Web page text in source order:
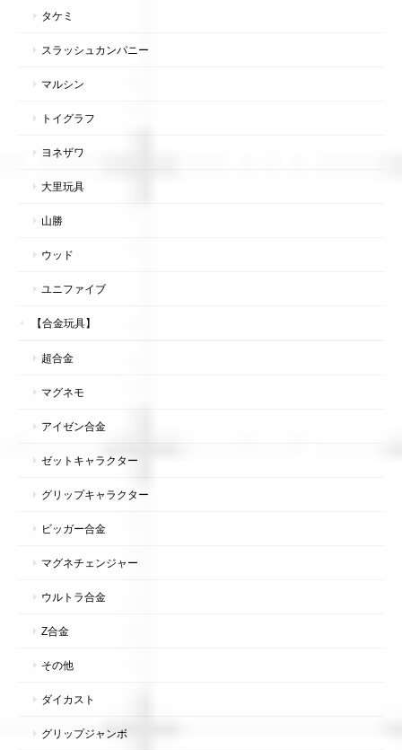
タケミ
スラッシュカンパニー
マルシン
トイグラフ
ヨネザワ
大里玩具
山勝
ウッド
ユニファイブ
【合金玩具】
超合金
マグネモ
アイゼン合金
ゼットキャラクター
グリップキャラクター
ビッガー合金
マグネチェンジャー
ウルトラ合金
Z合金
その他
ダイカスト
グリップジャンボ